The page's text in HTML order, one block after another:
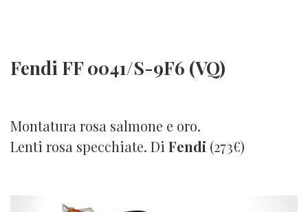
Fendi FF 0041/S-9F6 (VQ)
Montatura rosa salmone e oro.
Lenti rosa specchiate. Di Fendi (273€)